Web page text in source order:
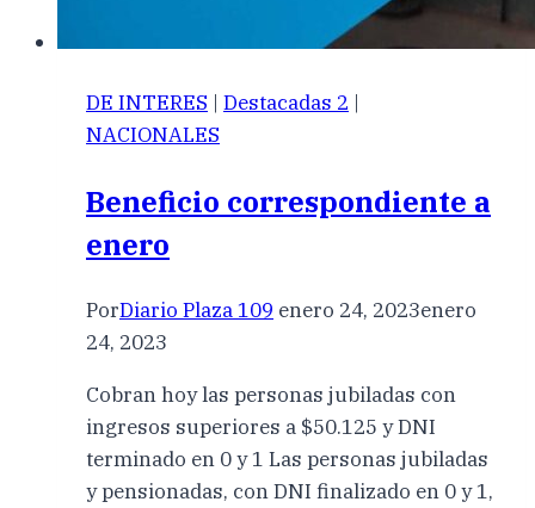
DE INTERES | Destacadas 2 |
NACIONALES
Beneficio correspondiente a
enero
PorDiario Plaza 109 enero 24, 2023enero
24, 2023
Cobran hoy las personas jubiladas con
ingresos superiores a $50.125 y DNI
terminado en 0 y 1 Las personas jubiladas
y pensionadas, con DNI finalizado en 0 y 1,